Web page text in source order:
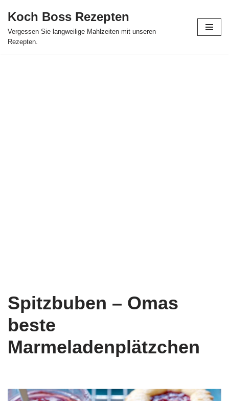
Skip
to
Koch Boss Rezepten
Vergessen Sie langweilige Mahlzeiten mit unseren
Rezepten.
Spitzbuben – Omas
beste
Marmeladenplätzchen